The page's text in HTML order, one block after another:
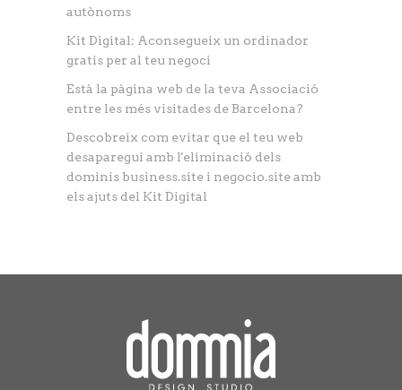
autònoms
Kit Digital: Aconsegueix un ordinador
gratis per al teu negoci
Està la pàgina web de la teva Associació
entre les més visitades de Barcelona?
Descobreix com evitar que el teu web
desaparegui amb l'eliminació dels
dominis business.site i negocio.site amb
els ajuts del Kit Digital